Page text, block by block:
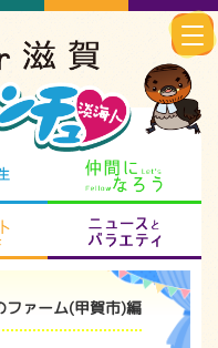
となりの先生
プロジェクト
ファーム(甲賀市)編